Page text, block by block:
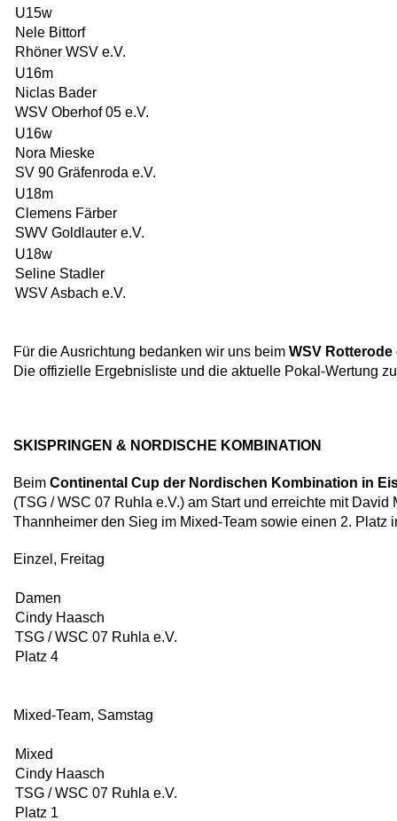
U15w
Nele Bittorf
Rhöner WSV e.V.
U16m
Niclas Bader
WSV Oberhof 05 e.V.
U16w
Nora Mieske
SV 90 Gräfenroda e.V.
U18m
Clemens Färber
SWV Goldlauter e.V.
U18w
Seline Stadler
WSV Asbach e.V.
Für die Ausrichtung bedanken wir uns beim WSV Rotterode
Die offizielle Ergebnisliste und die aktuelle Pokal-Wertung
SKISPRINGEN & NORDISCHE KOMBINATION
Beim Continental Cup der Nordischen Kombination in
(TSG / WSC 07 Ruhla e.V.) am Start und erreichte mit
Thannheimer den Sieg im Mixed-Team sowie einen 2. Platz
Einzel, Freitag
Damen
Cindy Haasch
TSG / WSC 07 Ruhla e.V.
Platz 4
Mixed-Team, Samstag
Mixed
Cindy Haasch
TSG / WSC 07 Ruhla e.V.
Platz 1